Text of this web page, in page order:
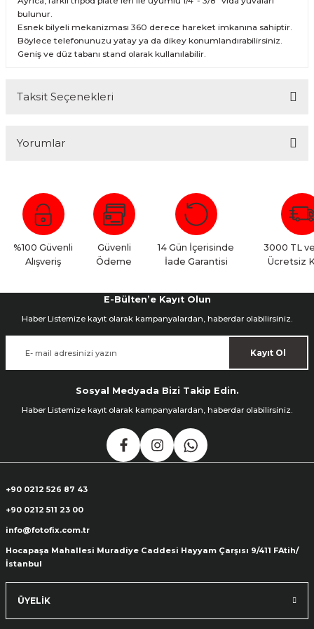
bulunur.
Esnek bilyeli mekanizması 360 derece hareket imkanına sahiptir.
Böylece telefonunuzu yatay ya da dikey konumlandırabilirsiniz.
Geniş ve düz tabanı stand olarak kullanılabilir.
Taksit Seçenekleri
Yorumlar
Bu ürüne ilk yorumu siz yapın!
Yorum Yaz
%100 Güvenli
Alışveriş
Güvenli
Ödeme
14 Gün İçerisinde
İade Garantisi
3000 TL
Ücretsiz
E-Bülten’e Kayıt Olun
Haber Listemize kayıt olarak kampanyalardan, haberdar olabilirsiniz.
Kayıt Ol
Sosyal Medyada Bizi Takip Edin.
Haber Listemize kayıt olarak kampanyalardan, haberdar olabilirsiniz.
+90 0212 526 87 43
+90 0212 511 23 00
info@fotofix.com.tr
Hocapaşa Mahallesi Muradiye Caddesi Hayyam Çarşısı 9/411 FAtih/
İstanbul
ÜYELİK